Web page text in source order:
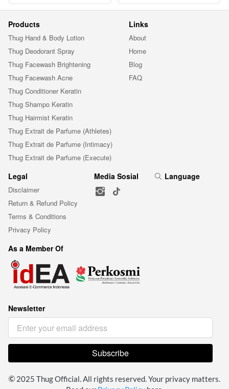
Products
Thug Hand & Body Lotion
Thug Deodorant Spray
Thug Facewash Brightening
Thug Facewash Acne
Thug Conditioner Keratin
Thug Shampo Keratin
Thug Hairmist Keratin
Thug Extrait de Parfume (Athletes)
Thug Extrait de Parfume (Intimacy)
Thug Extrait de Parfume (Execute)
Links
About
Home
Blog
FAQ
Legal
Disclaimer
Return & Refund Policy
Terms & Conditions
Privacy Policy
Media Sosial Language
As a Member Of
Newsletter
`
Subscribe
2025 Thug Official. All rights reserved. Your privacy matters.